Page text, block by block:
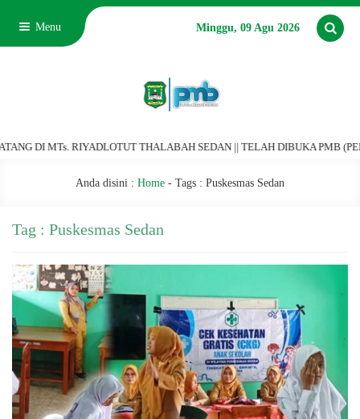
Menu Minggu, 09 Agu 2026
DI MTs. RIYADLOTUT THALABAH SEDAN || TELAH DIBUKA PMB
Anda disini : Home - Tags : Puskesmas Sedan
Tag : Puskesmas Sedan